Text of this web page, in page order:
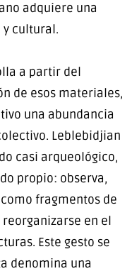
adquiere una
cultural.
a partir del
de esos materiales,
una abundancia
Leblebidjian
casi arqueológico,
propio: observa,
fragmentos de
en el
Este gesto se
denomina una